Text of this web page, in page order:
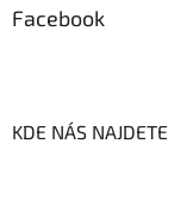
Facebook
KDE NÁS NAJDETE